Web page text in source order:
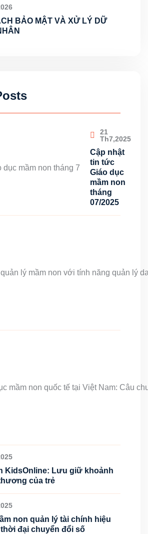
BẢO MẬT VÀ XỬ LÝ DỮ
21
Th7,2025
Cập nhật
tin tức
Giáo dục
mầm non
tháng
07/2025
KidsOnline: Lưu giữ khoảnh
của trẻ
non quản lý tài chính hiệu
đại chuyển đổi số